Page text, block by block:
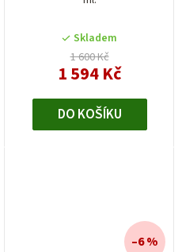
Skladem
1 600 Kč
1 594 Kč
DO KOŠÍKU
–6 %